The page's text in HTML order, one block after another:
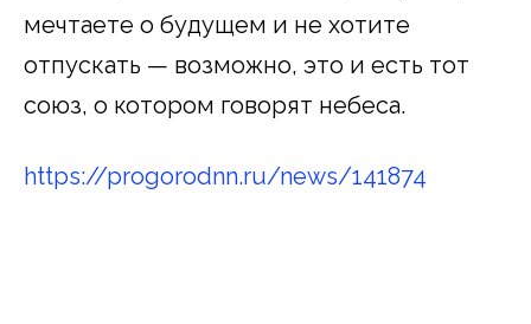
мечтаете о будущем и не хотите
отпускать — возможно, это и есть тот
союз, о котором говорят небеса.
https://progorodnn.ru/news/141874